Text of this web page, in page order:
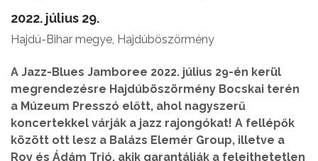
2022. július 29.
Hajdú-Bihar megye, Hajdúböszörmény
A Jazz-Blues Jamboree 2022. július 29-én kerül
megrendezésre Hajdúböszörmény Bocskai terén
a Múzeum Presszó előtt, ahol nagyszerű
koncertekkel várják a jazz rajongókat! A fellépők
között ott lesz a Balázs Elemér Group, illetve a
Roy és Ádám Trió, akik garantálják a felejthetetlen